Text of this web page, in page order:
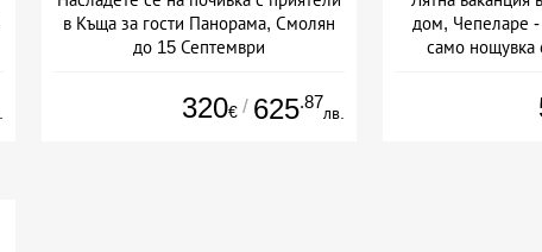
в Къща за гости Панорама, Смолян
до 15 Септември
320€ / 625.87
лв.
дом, Чепеларе
само нощувка